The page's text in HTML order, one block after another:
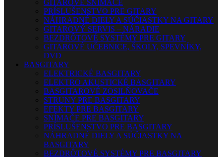
GITAROVÉ SNÍMAČE
PRÍSLUŠENSTVO PRE GITARY
NÁHRADNÉ DIELY A SÚČIASTKY NA GITARY
GITAROVÝ SERVIS – NÁRADIE
BEZDRÔTOVÉ SYSTÉMY PRE GITARY
GITAROVÉ UČEBNICE, ŠKOLY, SPEVNÍKY,
DVD
BASGITARY
ELEKTRICKÉ BASGITARY
ELEKTRO AKUSTICKÉ BASGITARY
BASGITAROVÉ ZOSILŇOVAČE
STRUNY PRE BASGITARY
EFEKTY PRE BASGITARY
SNÍMAČE PRE BASGITARY
PRÍSLUŠENSTVO PRE BASGITARY
NÁHRADNÉ DIELY A SÚČIASTKY NA
BASGITARY
BEZDRÔTOVÉ SYSTÉMY PRE BASGITARY